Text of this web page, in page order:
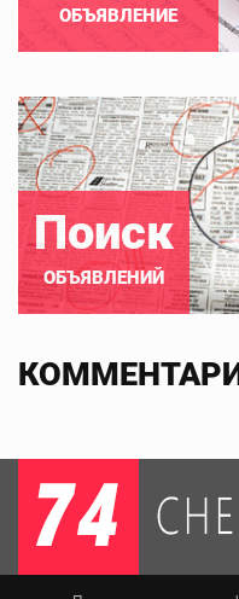
ОБЪЯВЛЕНИЕ
Поиск
ОБЪЯВЛЕНИЙ